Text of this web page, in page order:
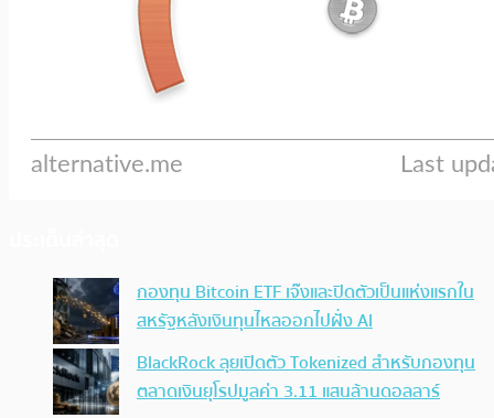
กองทุน Bitcoin ETF เจ๊งและปิดตัวเป็นแห่งแรกใน
สหรัฐหลังเงินทุนไหลออกไปฝั่ง AI
BlackRock ลุยเปิดตัว Tokenized สำหรับกองทุน
ตลาดเงินยุโรปมูลค่า 3.11 แสนล้านดอลลาร์